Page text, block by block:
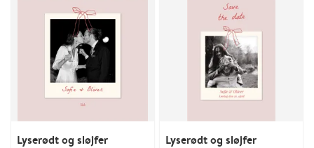
Lyserødt og sløjfer Lyserødt og sløjfer